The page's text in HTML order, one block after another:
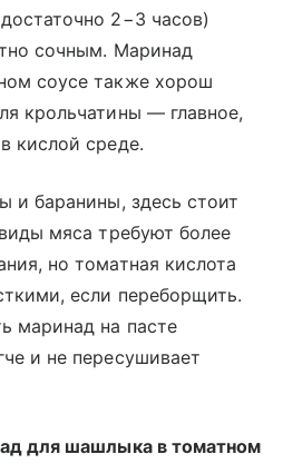
2−3 часов)
сочным. Маринад
соусе также хорош
крольчатины — главное,
кислой среде.
и баранины, здесь стоит
мяса требуют более
но томатная кислота
если переборщить.
маринад на пасте
и не пересушивает
для шашлыка в томатном